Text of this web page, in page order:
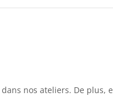
nos ateliers. De